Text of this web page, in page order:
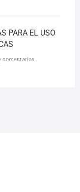
PARA EL USO
comentarios